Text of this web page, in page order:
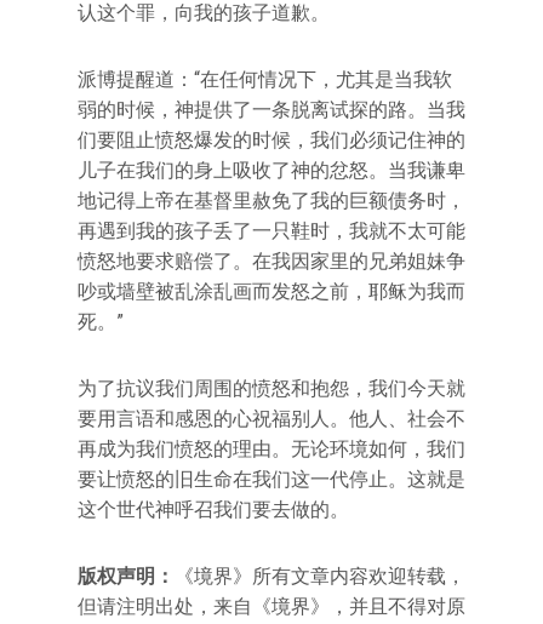
认这个罪，向我的孩子道歉。
派博提醒道：“在任何情况下，尤其是当我软
弱的时候，神提供了一条脱离试探的路。当我
们要阻止愤怒爆发的时候，我们必须记住神的
儿子在我们的身上吸收了神的忿怒。当我谦卑
地记得上帝在基督里赦免了我的巨额债务时，
再遇到我的孩子丢了一只鞋时，我就不太可能
愤怒地要求赔偿了。在我因家里的兄弟姐妹争
吵或墙壁被乱涂乱画而发怒之前，耶稣为我而
死。”
为了抗议我们周围的愤怒和抱怨，我们今天就
要用言语和感恩的心祝福别人。他人、社会不
再成为我们愤怒的理由。无论环境如何，我们
要让愤怒的旧生命在我们这一代停止。这就是
这个世代神呼召我们要去做的。
版权声明：
《境界》所有文章内容欢迎转载，
但请注明出处，来自《境界》，并且不得对原